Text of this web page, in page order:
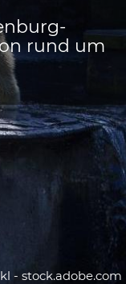
rund um
- stock.adobe.com